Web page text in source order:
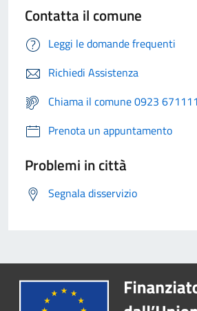
Contatta il comune
Leggi le domande frequenti
Richiedi Assistenza
Chiama il comune 0923 671111
Prenota un appuntamento
Problemi in città
Segnala disservizio